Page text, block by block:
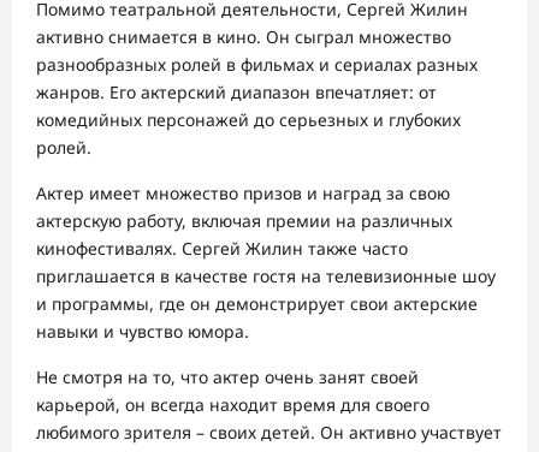
Помимо театральной деятельности, Сергей Жилин
активно снимается в кино. Он сыграл множество
разнообразных ролей в фильмах и сериалах разных
жанров. Его актерский диапазон впечатляет: от
комедийных персонажей до серьезных и глубоких
ролей.
Актер имеет множество призов и наград за свою
актерскую работу, включая премии на различных
кинофестивалях. Сергей Жилин также часто
приглашается в качестве гостя на телевизионные шоу
и программы, где он демонстрирует свои актерские
навыки и чувство юмора.
Не смотря на то, что актер очень занят своей
карьерой, он всегда находит время для своего
любимого зрителя – своих детей. Он активно участвует